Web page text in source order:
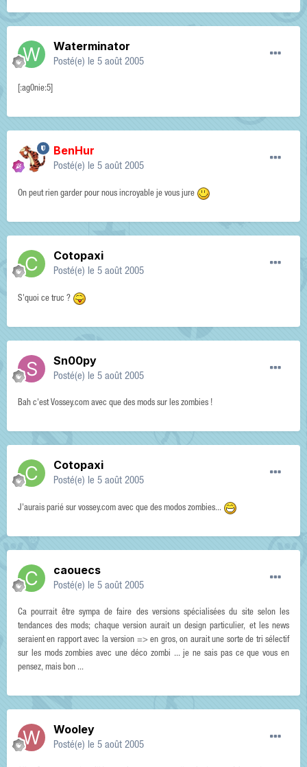
Waterminator
Posté(e) le 5 août 2005
[:ag0nie:5]
BenHur
Posté(e) le 5 août 2005
On peut rien garder pour nous incroyable je vous jure
Cotopaxi
Posté(e) le 5 août 2005
S'quoi ce truc ?
Sn00py
Posté(e) le 5 août 2005
Bah c'est Vossey.com avec que des mods sur les zombies !
Cotopaxi
Posté(e) le 5 août 2005
J'aurais parié sur vossey.com avec que des modos zombies...
caouecs
Posté(e) le 5 août 2005
Ca pourrait être sympa de faire des versions spécialisées du site selon les
tendances des mods; chaque version aurait un design particulier, et les news
seraient en rapport avec la version => en gros, on aurait une sorte de tri sélectif
sur les mods zombies avec une déco zombi ... je ne sais pas ce que vous en
pensez, mais bon ...
Wooley
Posté(e) le 5 août 2005